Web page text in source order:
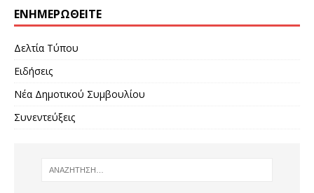
ΕΝΗΜΕΡΩΘΕΊΤΕ
Δελτία Τύπου
Ειδήσεις
Νέα Δημοτικού Συμβουλίου
Συνεντεύξεις